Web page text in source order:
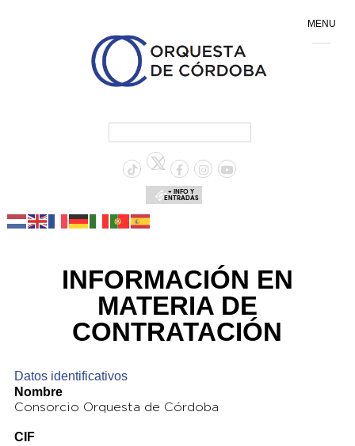
+ INFO Y
ENTRADAS
INFORMACIÓN EN
MATERIA DE
CONTRATACIÓN
Datos identificativos
Nombre
Consorcio Orquesta de Córdoba
CIF
MENU